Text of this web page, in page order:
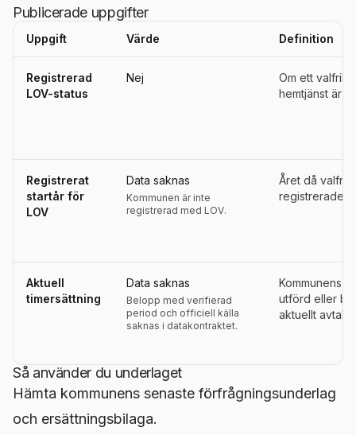
Publicerade uppgifter
Uppgift Värde Definition
Registrerad
LOV-status
Nej
Om ett
hemtjänst är
Registrerat
startår för
LOV
Data saknas
Kommunen är inte
registrerad med LOV.
Året då
registrerades
Aktuell
timersättning
Data saknas
Belopp med verifierad
period och officiell källa
saknas i datakontraktet.
Kommunens
utförd eller
aktuellt
Så använder du underlaget
Hämta kommunens senaste förfrågningsunderlag
och ersättningsbilaga.